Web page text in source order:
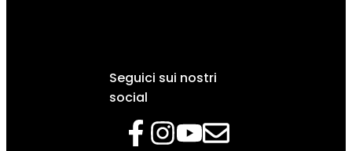
Seguici sui nostri
social